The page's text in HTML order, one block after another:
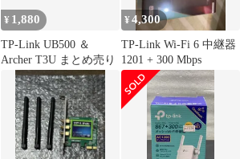
¥ 1,880
TP-Link UB500 ＆
Archer T3U まとめ売り
¥4,300
TP-Link Wi-Fi 6 中継器
1201 + 300 Mbps